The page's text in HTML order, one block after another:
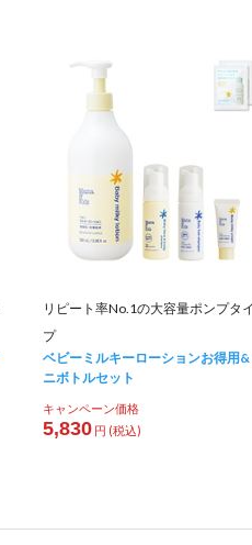
リピート率No.1の大容量ポンプタイ
プ
ベビーミルキーローションお得用&
ニボトルセット
キャンペーン価格
5,830 円 (税込)